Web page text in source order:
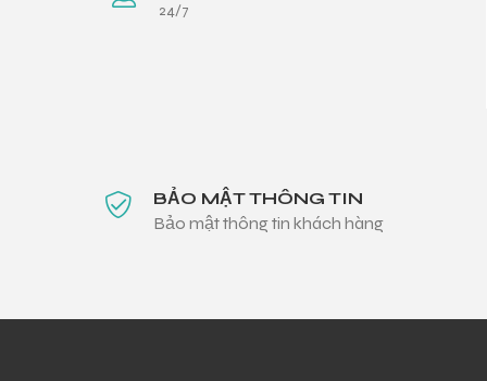
24/7
BẢO MẬT THÔNG TIN
Bảo mật thông tin khách hàng